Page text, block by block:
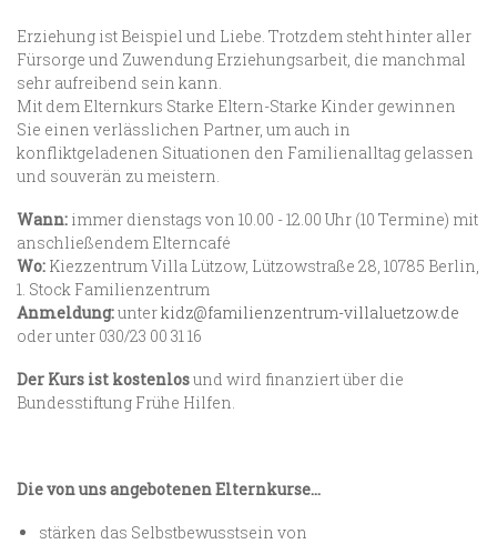
Erziehung ist Beispiel und Liebe. Trotzdem steht hinter aller
Fürsorge und Zuwendung Erziehungsarbeit, die manchmal
sehr aufreibend sein kann.
Mit dem Elternkurs Starke Eltern-Starke Kinder gewinnen
Sie einen verlässlichen Partner, um auch in
konfliktgeladenen Situationen den Familienalltag gelassen
und souverän zu meistern.
Wann: immer dienstags von 10.00 - 12.00 Uhr (10 Termine) mit
anschließendem Elterncafé
Wo: Kiezzentrum Villa Lützow, Lützowstraße 28, 10785 Berlin,
1. Stock Familienzentrum
Anmeldung:unterkidz@familienzentrum-villaluetzow.de
oder unter 030/23 00 31 16
Der Kurs ist kostenlosund wird finanziert über die
Bundesstiftung Frühe Hilfen.
Die von uns angebotenen Elternkurse...
stärken das Selbstbewusstsein von